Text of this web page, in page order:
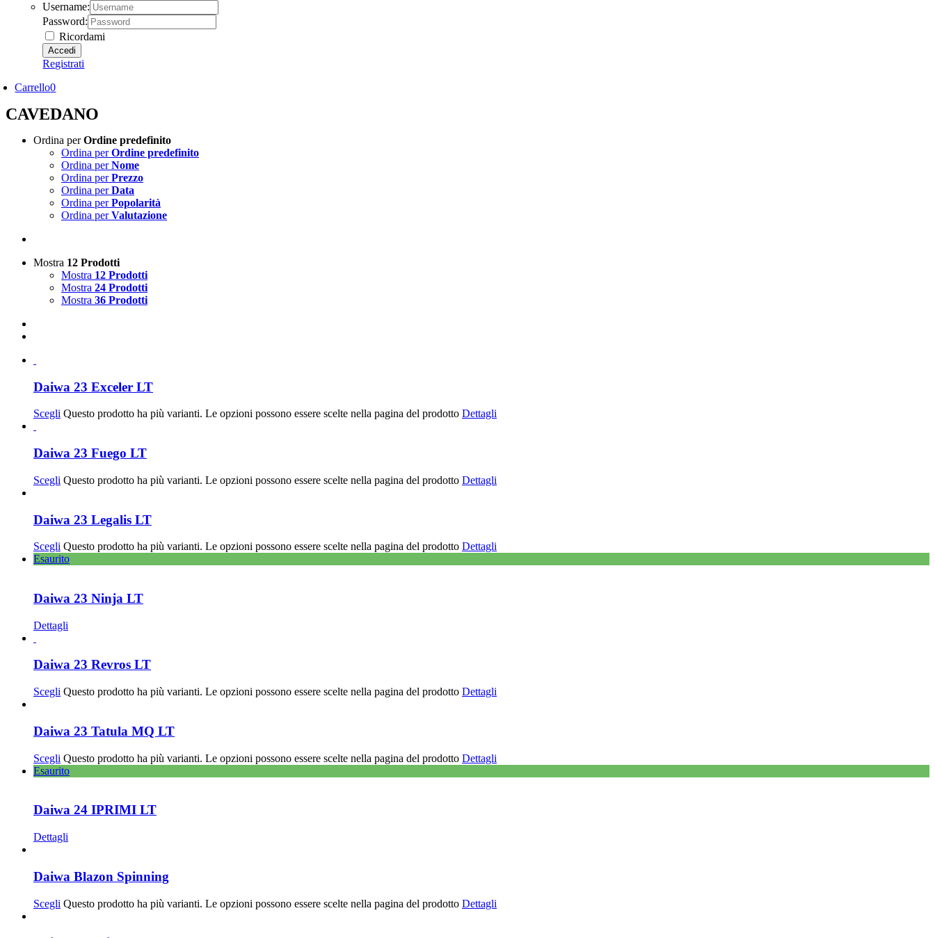
Username:
Password:
Ricordami
Registrati
Carrello0
CAVEDANO
Ordina perOrdine predefinito
Ordina perOrdine predefinito
Ordina perNome
Ordina perPrezzo
Ordina perData
Ordina perPopolarità
Ordina perValutazione
Mostra 12 Prodotti
Mostra 12 Prodotti
Mostra 24 Prodotti
Mostra 36 Prodotti
Daiwa 23 Exceler LT
Scegli Questo prodotto ha più varianti. Le opzioni possono essere scelte nella pagina del prodotto Dettagli
Daiwa 23 Fuego LT
Scegli Questo prodotto ha più varianti. Le opzioni possono essere scelte nella pagina del prodotto Dettagli
Daiwa 23 Legalis LT
Scegli Questo prodotto ha più varianti. Le opzioni possono essere scelte nella pagina del prodotto Dettagli
Esaurito
Daiwa 23 Ninja LT
Dettagli
Daiwa 23 Revros LT
Scegli Questo prodotto ha più varianti. Le opzioni possono essere scelte nella pagina del prodotto Dettagli
Daiwa 23 Tatula MQ LT
Scegli Questo prodotto ha più varianti. Le opzioni possono essere scelte nella pagina del prodotto Dettagli
Esaurito
Daiwa 24 IPRIMI LT
Dettagli
Daiwa Blazon Spinning
Scegli Questo prodotto ha più varianti. Le opzioni possono essere scelte nella pagina del prodotto Dettagli